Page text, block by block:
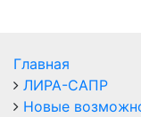
Главная
ЛИРА-САПР
Новые